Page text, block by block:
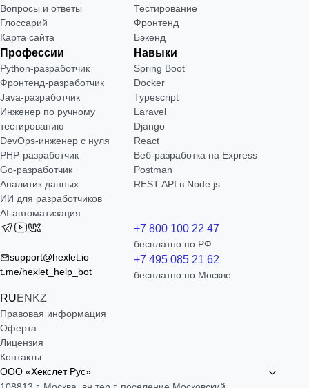
Вопросы и ответы
Глоссарий
Карта сайта
Тестирование
Фронтенд
Бэкенд
Профессии
Python-разработчик
Фронтенд-разработчик
Java-разработчик
Инженер по ручному
тестированию
DevOps-инженер с нуля
РНР-разработчик
Go-разработчик
Аналитик данных
ИИ для разработчиков
AI-автоматизация
Навыки
Spring Boot
Docker
Typescript
Laravel
Django
React
Веб-разработка на Express
Postman
REST API в Node.js
support@hexlet.io
t.me/hexlet_help_bot
RUEN KZ
+7 800 100 22 47
бесплатно по РФ
+7 495 085 21 62
бесплатно по Москве
Правовая информация
Оферта
Лицензия
Контакты
ООО «Хекслет Рус»